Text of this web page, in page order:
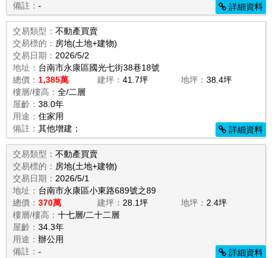
備註： - 詳細資料
交易類型： 不動產買賣
交易標的： 房地(土地+建物)
交易日期： 2026/5/2
地址： 台南市永康區國光七街38巷18號
總價： 1,385萬 建坪： 41.7坪 地坪：38.4坪
樓層/樓高： 全/二層
屋齡： 38.0年
用途： 住家用
備註： 其他增建； 詳細資料
交易類型： 不動產買賣
交易標的： 房地(土地+建物)
交易日期： 2026/5/1
地址： 台南市永康區小東路689號之89
總價： 370萬 建坪： 28.1坪 地坪： 2.4坪
樓層/樓高： 十七層/二十二層
屋齡： 34.3年
用途： 辦公用
備註： - 詳細資料